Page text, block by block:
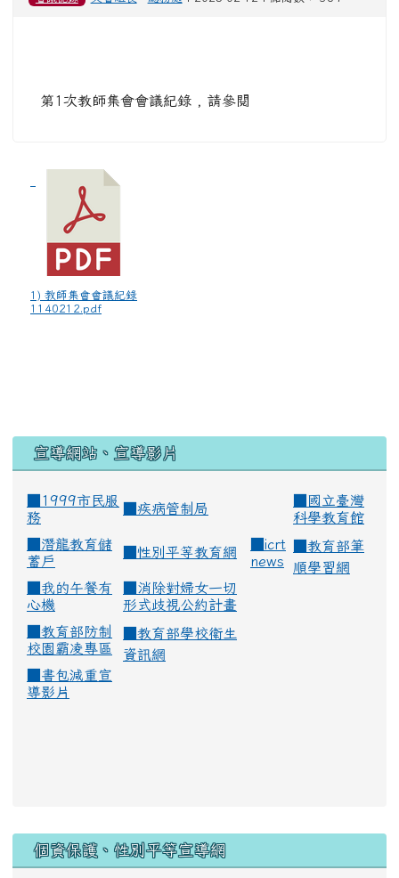
第1次教師集會會議紀錄 , 請參閱
1) 教師集會會議紀錄
1140212.pdf
宣導網站、宣導影片
■1999市民服
務
疾病管制局
國立臺灣
科學教育館
潛龍教育儲
蓄戶
性別平等教育網
icrt
news
教育部筆
順學習網
我的午餐有
心機
消除對婦女一切
形式歧視公約計畫
教育部防制
校園霸凌專區
教育部學校衛生
資訊網
書包減重宣
導影片
個資保護、性別平等宣導網